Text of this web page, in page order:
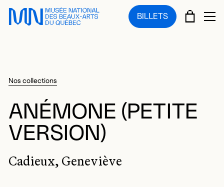
Sauter au menu principal
Sauter au contenu principal
Sauter au pied de page
BILLETS PANIER
Nos collections
ANÉMONE (PETITE
VERSION)
Cadieux, Geneviève